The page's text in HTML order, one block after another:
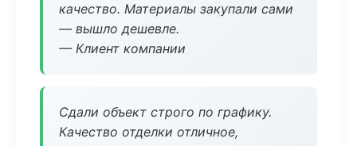
качество. Материалы закупали сами
— вышло дешевле.
— Клиент компании
Сдали объект строго по графику.
Качество отделки отличное,